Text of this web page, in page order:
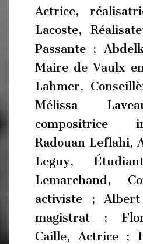
Actrice,
Lacoste,
Passante ;
Maire de Vaulx
Lahmer,
Mélissa
compositrice
Radouan Leflahi,
Leguy,
Lemarchand,
activiste ;
magistrat ;
Caille, Actrice ;